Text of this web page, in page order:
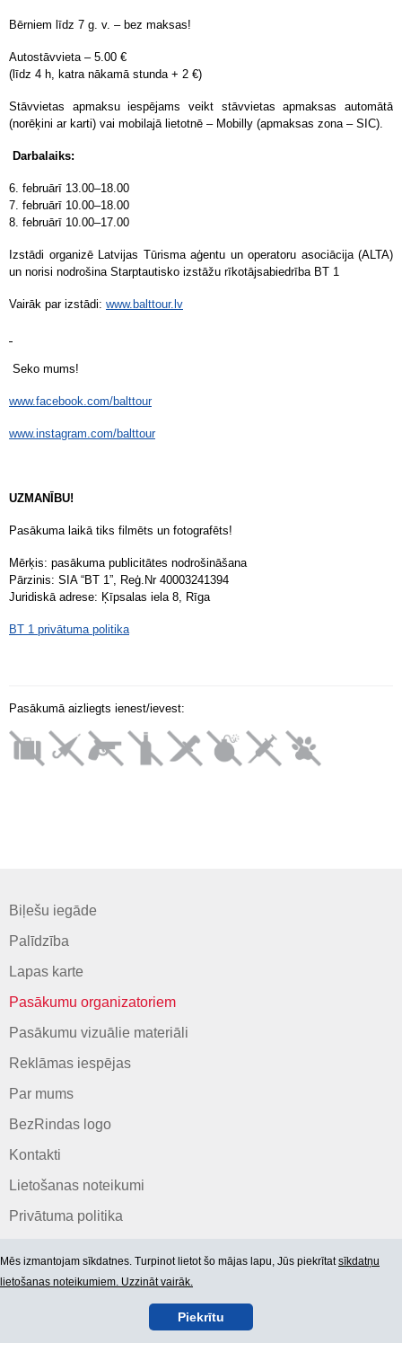
Bērniem līdz 7 g. v. – bez maksas!
Autostāvvieta – 5.00 €
(līdz 4 h, katra nākamā stunda + 2 €)
Stāvvietas apmaksu iespējams veikt stāvvietas apmaksas automātā
(norēķini ar karti) vai mobilajā lietotnē – Mobilly (apmaksas zona – SIC).
Darbalaiks:
6. februārī 13.00–18.00
7. februārī 10.00–18.00
8. februārī 10.00–17.00
Izstādi organizē Latvijas Tūrisma aģentu un operatoru asociācija (ALTA)
un norisi nodrošina Starptautisko izstāžu rīkotājsabiedrība BT 1
Vairāk par izstādi: www.balttour.lv
Seko mums!
www.facebook.com/balttour
www.instagram.com/balttour
UZMANĪBU!
Pasākuma laikā tiks filmēts un fotografēts!
Mērķis: pasākuma publicitātes nodrošināšana
Pārzinis: SIA “BT 1”, Reģ.Nr 40003241394
Juridiskā adrese: Ķīpsalas iela 8, Rīga
BT 1 privātuma politika
Pasākumā aizliegts ienest/ievest:
Biļešu iegāde
Palīdzība
Lapas karte
Pasākumu organizatoriem
Pasākumu vizuālie materiāli
Reklāmas iespējas
Par mums
BezRindas logo
Kontakti
Lietošanas noteikumi
Privātuma politika
Mēs izmantojam sīkdatnes. Turpinot lietot šo mājas lapu, Jūs piekrītatsīkdatņu
lietošanas noteikumiem. Uzzināt vairāk.
Piekrītu